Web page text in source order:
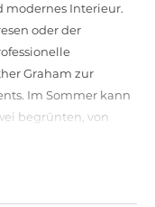
modernes Interieur.
oder der
Graham zur
Im Sommer kann
begrünten, von